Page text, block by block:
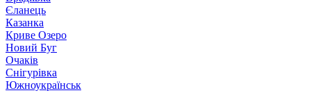
Єланець
Казанка
Криве Озеро
Новий Буг
Очаків
Снігурівка
Южноукраїнськ